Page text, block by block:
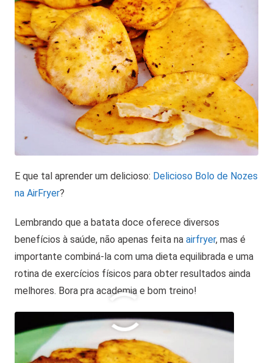
E que tal aprender um delicioso: Delicioso Bolo de Nozes
na AirFryer?
Lembrando que a batata doce oferece diversos
benefícios à saúde, não apenas feita na airfryer, mas é
importante combiná-la com uma dieta equilibrada e uma
rotina de exercícios físicos para obter resultados ainda
melhores. Bora pra academia e bom treino!
O que você achou disso?
Clique nas estrelas